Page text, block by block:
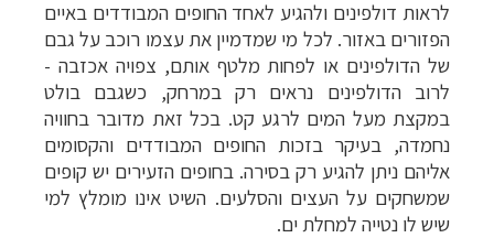
לראות דולפינים ולהגיע לאחד החופים המבודדים באיים
הפזורים באזור. לכל מי שמדמיין את עצמו רוכב על גבם
של הדולפינים או לפחות מלטף אותם, צפויה אכזבה -
לרוב הדולפינים נראים רק במרחק, כשגבם בולט
במקצת מעל המים לרגע קט. בכל זאת מדובר בחוויה
נחמדה, בעיקר בזכות החופים המבודדים והקסומים
אליהם ניתן להגיע רק בסירה. בחופים הזעירים יש קופים
שמשחקים על העצים והסלעים. השיט אינו מומלץ למי
שיש לו נטייה למחלת ים.
תכנוןטיולים למזרח הרחוק